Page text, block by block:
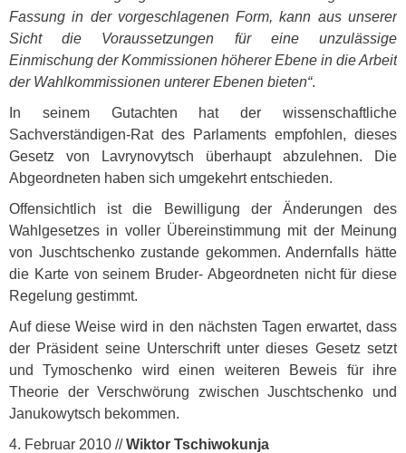
Fassung in der vorgeschlagenen Form, kann aus unserer
Sicht die Voraussetzungen für eine unzulässige
Einmischung der Kommissionen höherer Ebene in die Arbeit
der Wahlkommissionen unterer Ebenen bieten“.
In seinem Gutachten hat der wissenschaftliche
Sachverständigen-Rat des Parlaments empfohlen, dieses
Gesetz von Lavrynovytsch überhaupt abzulehnen. Die
Abgeordneten haben sich umgekehrt entschieden.
Offensichtlich ist die Bewilligung der Änderungen des
Wahlgesetzes in voller Übereinstimmung mit der Meinung
von Juschtschenko zustande gekommen. Andernfalls hätte
die Karte von seinem Bruder- Abgeordneten nicht für diese
Regelung gestimmt.
Auf diese Weise wird in den nächsten Tagen erwartet, dass
der Präsident seine Unterschrift unter dieses Gesetz setzt
und Tymoschenko wird einen weiteren Beweis für ihre
Theorie der Verschwörung zwischen Juschtschenko und
Janukowytsch bekommen.
4. Februar 2010 //Wiktor Tschiwokunja